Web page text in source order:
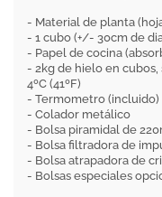
- Material de planta
- 1 cubo (+/- 30cm de
- Papel de cocina
- 2kg de hielo en
4ºC (41ºF)
- Termometro (incluido)
- Colador metálico
- Bolsa piramidal de
- Bolsa filtradora de
- Bolsa atrapadora de
- Bolsas especiales